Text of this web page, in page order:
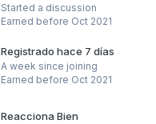
Started a discussion
Earned before Oct 2021
Registrado hace 7 días
A week since joining
Earned before Oct 2021
Reacciona Bien